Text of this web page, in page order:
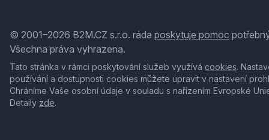
© 2001–2026 B2M.CZ s.r.o. ráda poskytuje pomoc
Všechna práva vyhrazena.
Tato stránka v rámci poskytování služeb využívá cookies.
používání a dostupnosti cookies můžete upravit v nastavení
Chráníme Vaše osobní údaje v souladu s nařízením Evropské
Detaily zde.